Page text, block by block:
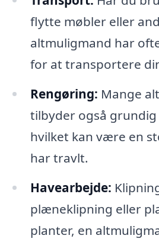
flytte møbler eller
altmuligmand har
for at transportere
Rengøring: Mange
tilbyder også
hvilket kan være en
har travlt.
Havearbejde:
plæneklipning eller
planter, en